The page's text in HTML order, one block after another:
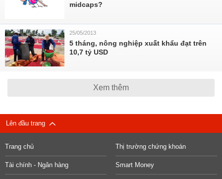
midcaps?
25/05/2013
5 tháng, nông nghiệp xuất khẩu đạt trên
10,7 tỷ USD
Xem thêm
Lên đầu trang
Trang chủ Thị trường chứng khoán
Tài chính - Ngân hàng Smart Money